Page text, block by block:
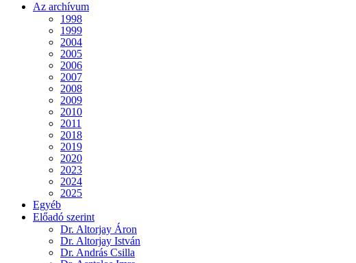
Az archívum
1998
1999
2004
2005
2006
2007
2008
2009
2010
2011
2018
2019
2020
2023
2024
2025
Egyéb
Előadó szerint
Dr. Altorjay Áron
Dr. Altorjay István
Dr. András Csilla